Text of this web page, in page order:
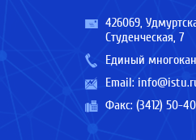
426069,
Студенческая, 7
Единый
Email:
Факс: (3412) 50-